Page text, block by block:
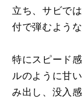
立ち、サビで
付で弾むよう
特にスピード
ルのように甘
み出し、没入